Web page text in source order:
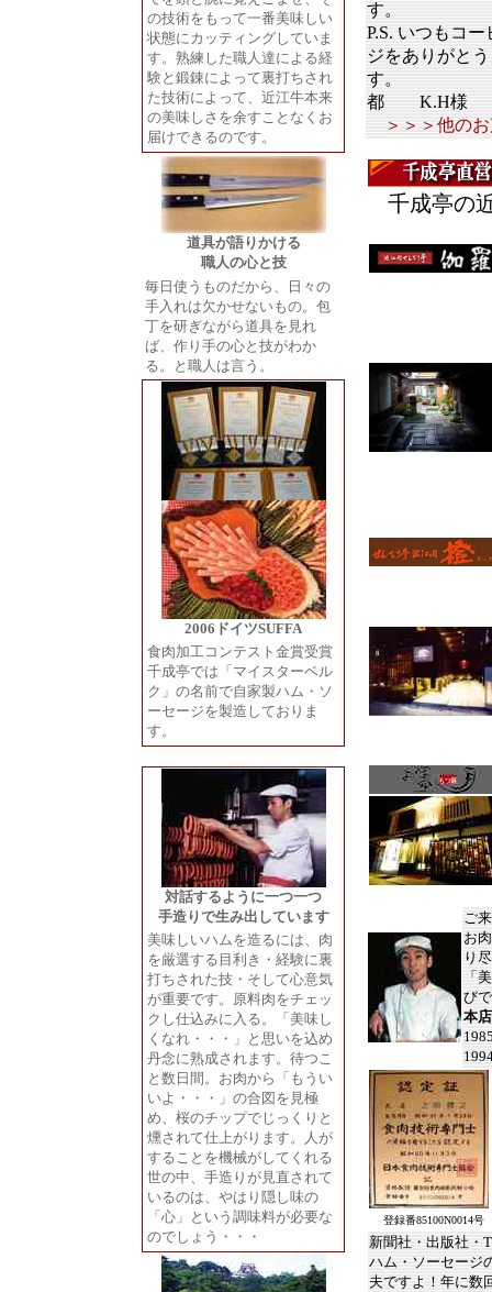
の技術をもって一番美味しい
状態にカッティングしていま
す。熟練した職人達による経
験と鍛錬によって裏打ちされ
た技術によって、近江牛本来
の美味しさを余すことなくお
届けできるのです。
道具が語りかける
職人の心と技
毎日使うものだから、日々の
手入れは欠かせないもの。包
丁を研ぎながら道具を見れ
ば、作り手の心と技がわか
る。と職人は言う。
2006ドイツSUFFA
食肉加工コンテスト金賞受賞
千成亭では「マイスターベル
ク」の名前で自家製ハム・ソ
ーセージを製造しておりま
す。
対話するように一つ一つ
手造りで生み出しています
美味しいハムを造るには、肉
を厳選する目利き・経験に裏
打ちされた技・そして心意気
が重要です。原料肉をチェッ
クし仕込みに入る。
「美味し
くなれ・・・」 と思いを込め
丹念に熟成されます。待つこ
と数日間。お肉から 「もうい
いよ・・・」 の合図を見極
め、桜のチップでじっくりと
燻されて仕上がります。人が
することを機械がしてくれる
世の中、手造りが見直されて
いるのは、やはり隠し味の
「心」 という調味料が必要な
のでしょう・・・
す。
P.S. いつもコ
ジをありがと
す
都 K.H様
＞＞＞他のお
千成亭の
ご
お
り
「
び
本
登録番85100N0014号
新聞社・出版社・
ハム・ソーセージ
夫ですよ！年に数